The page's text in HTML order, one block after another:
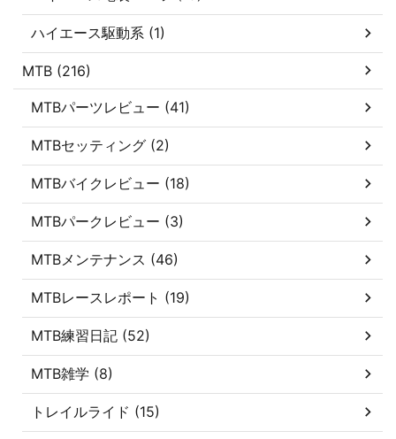
ハイエース駆動系 (1)
MTB (216)
MTBパーツレビュー (41)
MTBセッティング (2)
MTBバイクレビュー (18)
MTBパークレビュー (3)
MTBメンテナンス (46)
MTBレースレポート (19)
MTB練習日記 (52)
MTB雑学 (8)
トレイルライド (15)